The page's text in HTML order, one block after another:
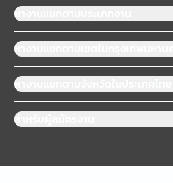
หางานแยกตามประเภทงาน
หางานแยกตามเขตในกรุงเทพมหานคร
หางานแยกตามจังหวัดในประเทศไทย
สำหรับผู้สมัครงาน